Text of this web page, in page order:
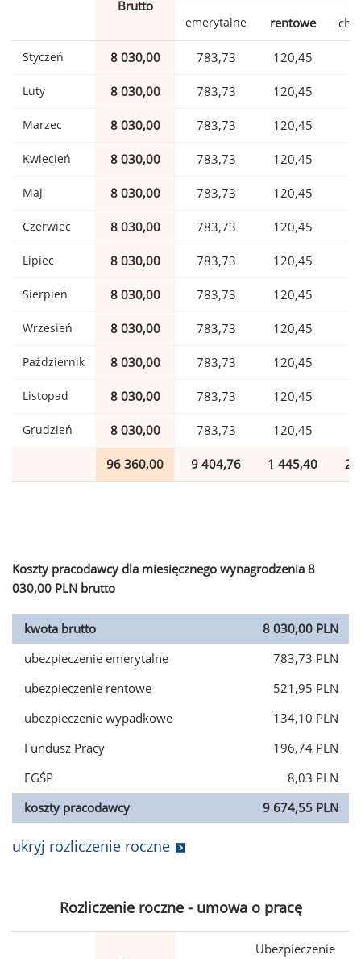
Brutto
emerytalne rentowe
Styczeń 8 030,00 783,73 120,45
Luty 8 030,00 783,73 120,45
Marzec 8 030,00 783,73 120,45
Kwiecień 8 030,00 783,73 120,45
Maj 8 030,00 783,73 120,45
Czerwiec 8 030,00 783,73 120,45
Lipiec 8 030,00 783,73 120,45
Sierpień 8 030,00 783,73 120,45
Wrzesień 8 030,00 783,73 120,45
Październik 8 030,00 783,73 120,45
Listopad 8 030,00 783,73 120,45
Grudzień 8 030,00 783,73 120,45
96 360,00 9 404,76 1 445,40 2
Koszty pracodawcy dla miesięcznego wynagrodzenia 8
030,00 PLN brutto
kwota brutto
8 030,00 PLN
ubezpieczenie emerytalne
783,73 PLN
ubezpieczenie rentowe
521,95 PLN
ubezpieczenie wypadkowe
134,10 PLN
Fundusz Pracy
196,74 PLN
FGŚP
8,03 PLN
koszty pracodawcy
9 674,55 PLN
ukryj rozliczenie roczne
Rozliczenie roczne - umowa o pracę
Ubezpieczenie